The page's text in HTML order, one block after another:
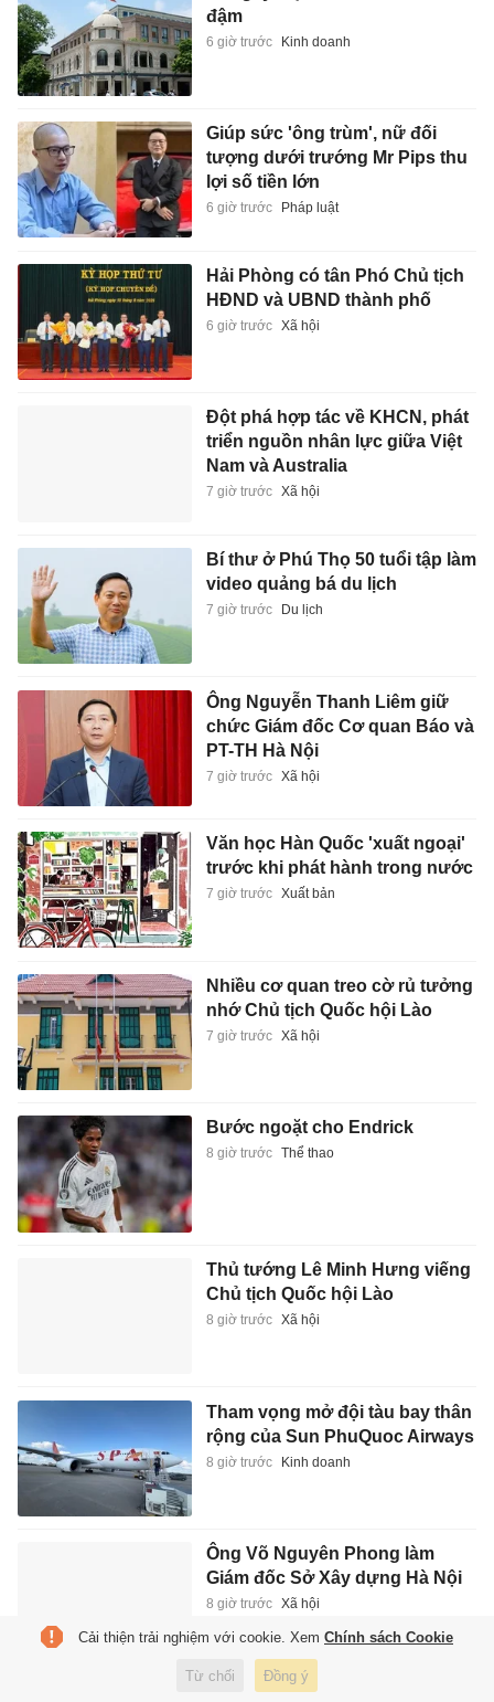
đậm
6 giờ trước Kinh doanh
Giúp sức 'ông trùm', nữ đối
tượng dưới trướng Mr Pips thu
lợi số tiền lớn
6 giờ trước Pháp luật
Hải Phòng có tân Phó Chủ tịch
HĐND và UBND thành phố
6 giờ trước Xã hội
Đột phá hợp tác về KHCN, phát
triển nguồn nhân lực giữa Việt
Nam và Australia
7 giờ trước Xã hội
Bí thư ở Phú Thọ 50 tuổi tập làm
video quảng bá du lịch
7 giờ trước Du lịch
Ông Nguyễn Thanh Liêm giữ
chức Giám đốc Cơ quan Báo và
PT-TH Hà Nội
7 giờ trước Xã hội
Văn học Hàn Quốc 'xuất ngoại'
trước khi phát hành trong nước
7 giờ trước Xuất bản
Nhiều cơ quan treo cờ rủ tưởng
nhớ Chủ tịch Quốc hội Lào
7 giờ trước Xã hội
Bước ngoặt cho Endrick
8 giờ trước Thể thao
Thủ tướng Lê Minh Hưng viếng
Chủ tịch Quốc hội Lào
8 giờ trước Xã hội
Tham vọng mở đội tàu bay thân
rộng của Sun PhuQuoc Airways
8 giờ trước Kinh doanh
Ông Võ Nguyên Phong làm
Giám đốc Sở Xây dựng Hà Nội
8 giờ trước Xã hội
Loạt doanh nghiệp tên tuổi bị
Cải thiện trải nghiệm với cookie. Xem Chính sách Cookie
Từ chối Đồng ý